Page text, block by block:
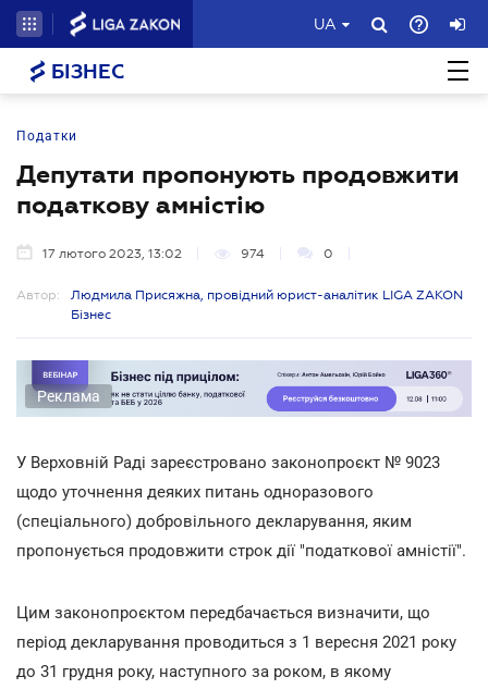
UA
БІЗНЕС
Податки
Депутати пропонують продовжити
податкову амністію
17 лютого 2023, 13:02 974 0
Автор:
Людмила Присяжна, провідний юрист-аналітик LIGA ZAKON
Бізнес
Реклама
У Верховній Раді зареєстровано законопроєкт № 9023
щодо уточнення деяких питань одноразового
(спеціального) добровільного декларування, яким
пропонується продовжити строк дії "податкової амністії".
Цим законопроєктом передбачається визначити, що
період декларування проводиться з 1 вересня 2021 року
до 31 грудня року, наступного за роком, в якому